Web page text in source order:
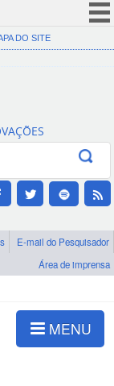
(COVID-19)
Canais
DO SITE
E-mail do Pesquisador
Área de imprensa
MENU